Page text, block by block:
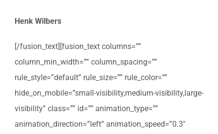
Henk Wilbers
[/fusion_text][fusion_text columns=””
column_min_width=”” column_spacing=””
rule_style=”default” rule_size=”” rule_color=””
hide_on_mobile=”small-visibility,medium-visibility,large-
visibility” class=”” id=”” animation_type=””
animation_direction=”left” animation_speed=”0.3″